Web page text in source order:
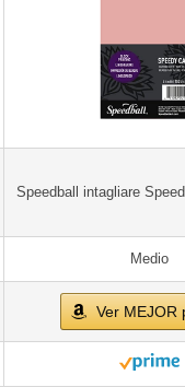
Speedball intagliare
Medio
Ver MEJOR